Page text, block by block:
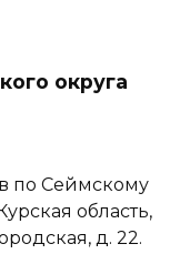
округа
по Сеймскому
область,
д. 22.